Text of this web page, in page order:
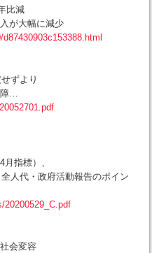
比減
が大幅に減少
ずより
…
指標）、
人代・政府活動報告のポイン
20200529_C.pdf
会変容